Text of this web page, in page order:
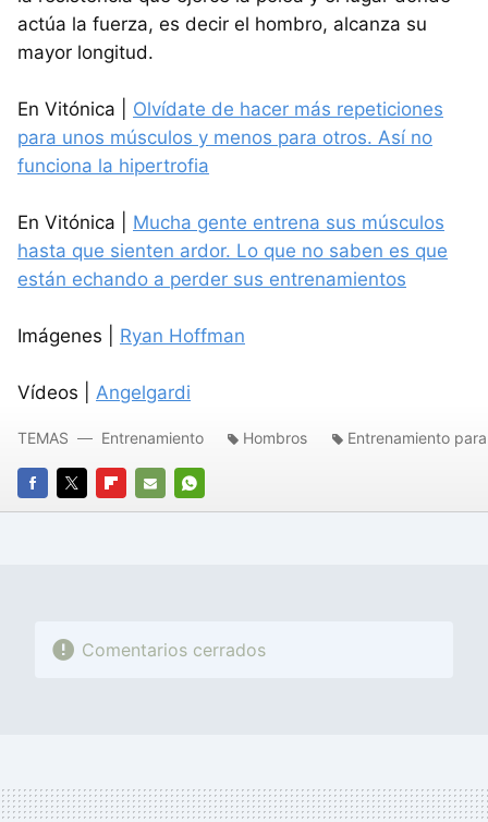
actúa la fuerza, es decir el hombro, alcanza su
mayor longitud.
En Vitónica | Olvídate de hacer más repeticiones
para unos músculos y menos para otros. Así no
funciona la hipertrofia
En Vitónica | Mucha gente entrena sus músculos
hasta que sienten ardor. Lo que no saben es que
están echando a perder sus entrenamientos
Imágenes | Ryan Hoffman
Vídeos | Angelgardi
FACEBOOK
TWITTERFLIPBOARD
E-
WHATSAPP
TEMAS Entrenamiento Hombros Entrenamiento
Comentarios cerrados